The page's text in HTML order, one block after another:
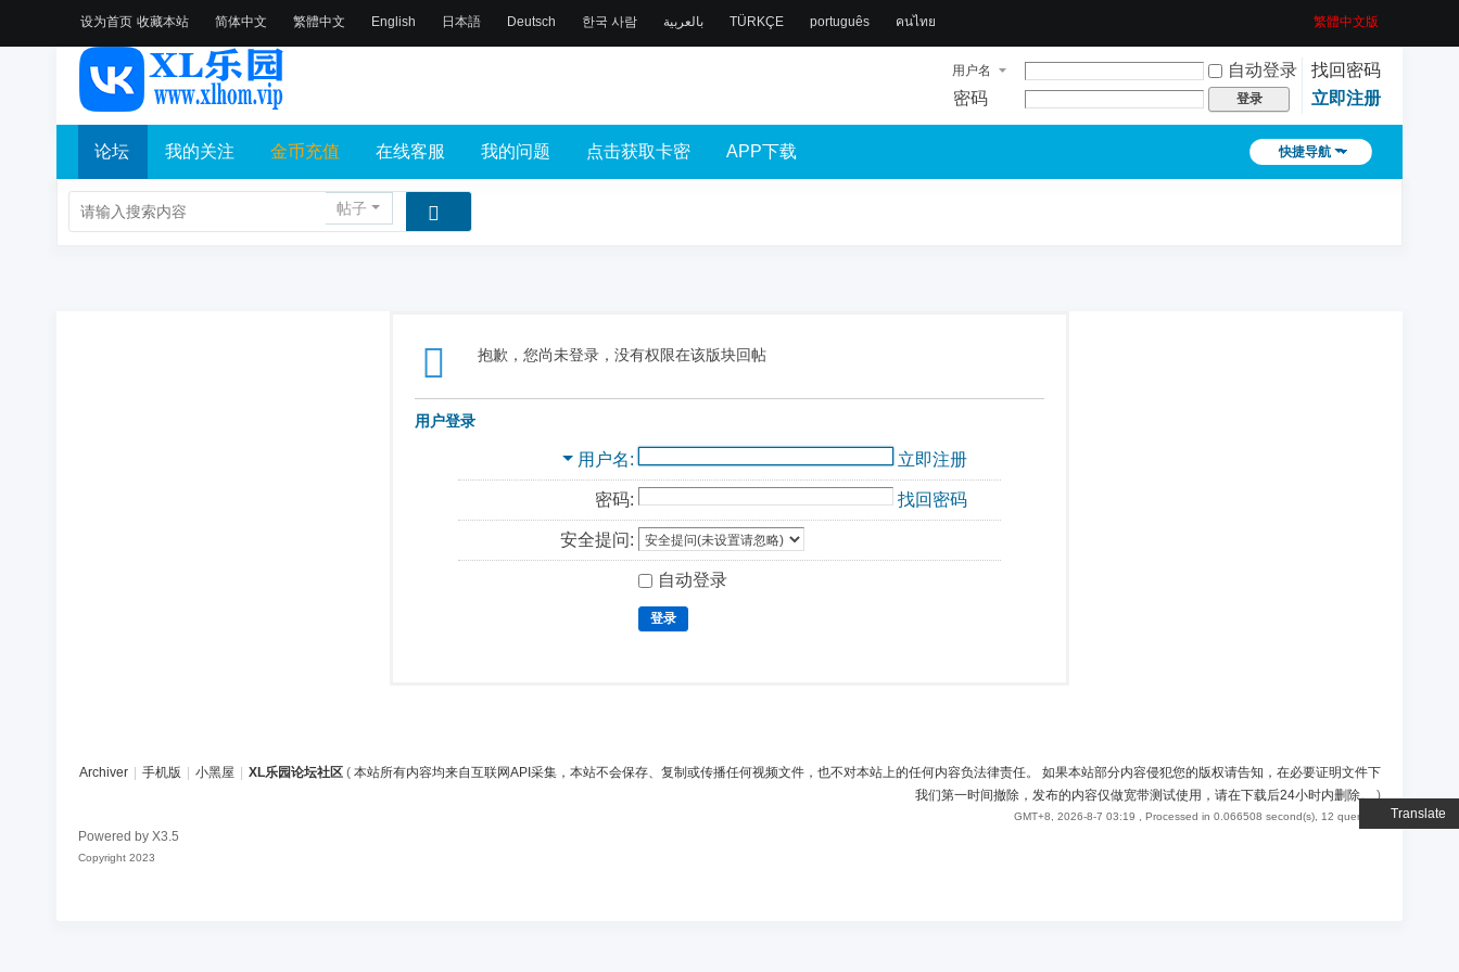
设为首页 收藏本站
Translate
简体中文 繁體中文 English 日本語 Deutsch 한국 사람 بالعربية TÜRKÇE português คนไทย 繁體中文版
用户名 自动登录
找回密码
密码
登录 立即注册
快捷导航
论坛 我的关注 金币充值 在线客服 我的问题 点击获取卡密 APP下载
帖子
抱歉，您尚未登录，没有权限在该版块回帖
用户登录
用户名 立即注册
密码: 找回密码
安全提问:
自动登录
登录
Archiver 手机版 小黑屋 XL乐园论坛社区 ( 本站所有内容均来自互联网API采集，本站不会保存、复制或传播任何视频文件，也不对本站上的任何内容负法律责任。 如果本站部分内容侵犯您的版权请告知，在必要证明文件下
我们第一时间撤除，发布的内容仅做宽带测试使用，请在下载后24小时内删除。)
GMT+8, 2026-8-7 03:19 , Processed in 0.066508 second(s), 12 queries .
Powered by X3.5
Copyright 2023